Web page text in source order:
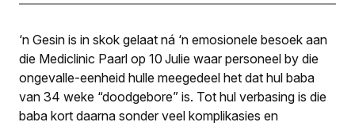
‘n Gesin is in skok gelaat ná ‘n emosionele besoek aan
die Mediclinic Paarl op 10 Julie waar personeel by die
ongevalle-eenheid hulle meegedeel het dat hul baba
van 34 weke “doodgebore” is. Tot hul verbasing is die
baba kort daarna sonder veel komplikasies en